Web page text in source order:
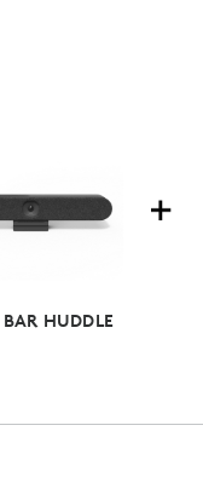
BAR HUDDLE